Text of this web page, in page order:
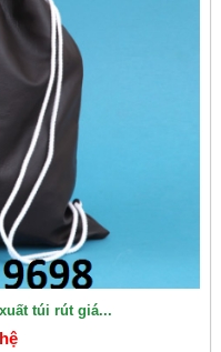
túi rút giá...